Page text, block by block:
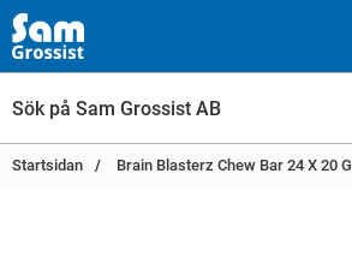
Startsidan Brain Blasterz Chew Bar 24 X 20 G